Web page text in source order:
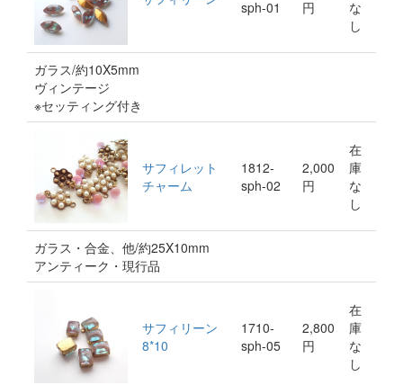
sph-01
円
な
し
ガラス/約10X5mm
ヴィンテージ
※セッティング付き
サフィレット
チャーム
1812-
sph-02
2,000
円
在
庫
な
し
ガラス・合金、他/約25X10mm
アンティーク・現行品
サフィリーン
8*10
1710-
sph-05
2,800
円
在
庫
な
し